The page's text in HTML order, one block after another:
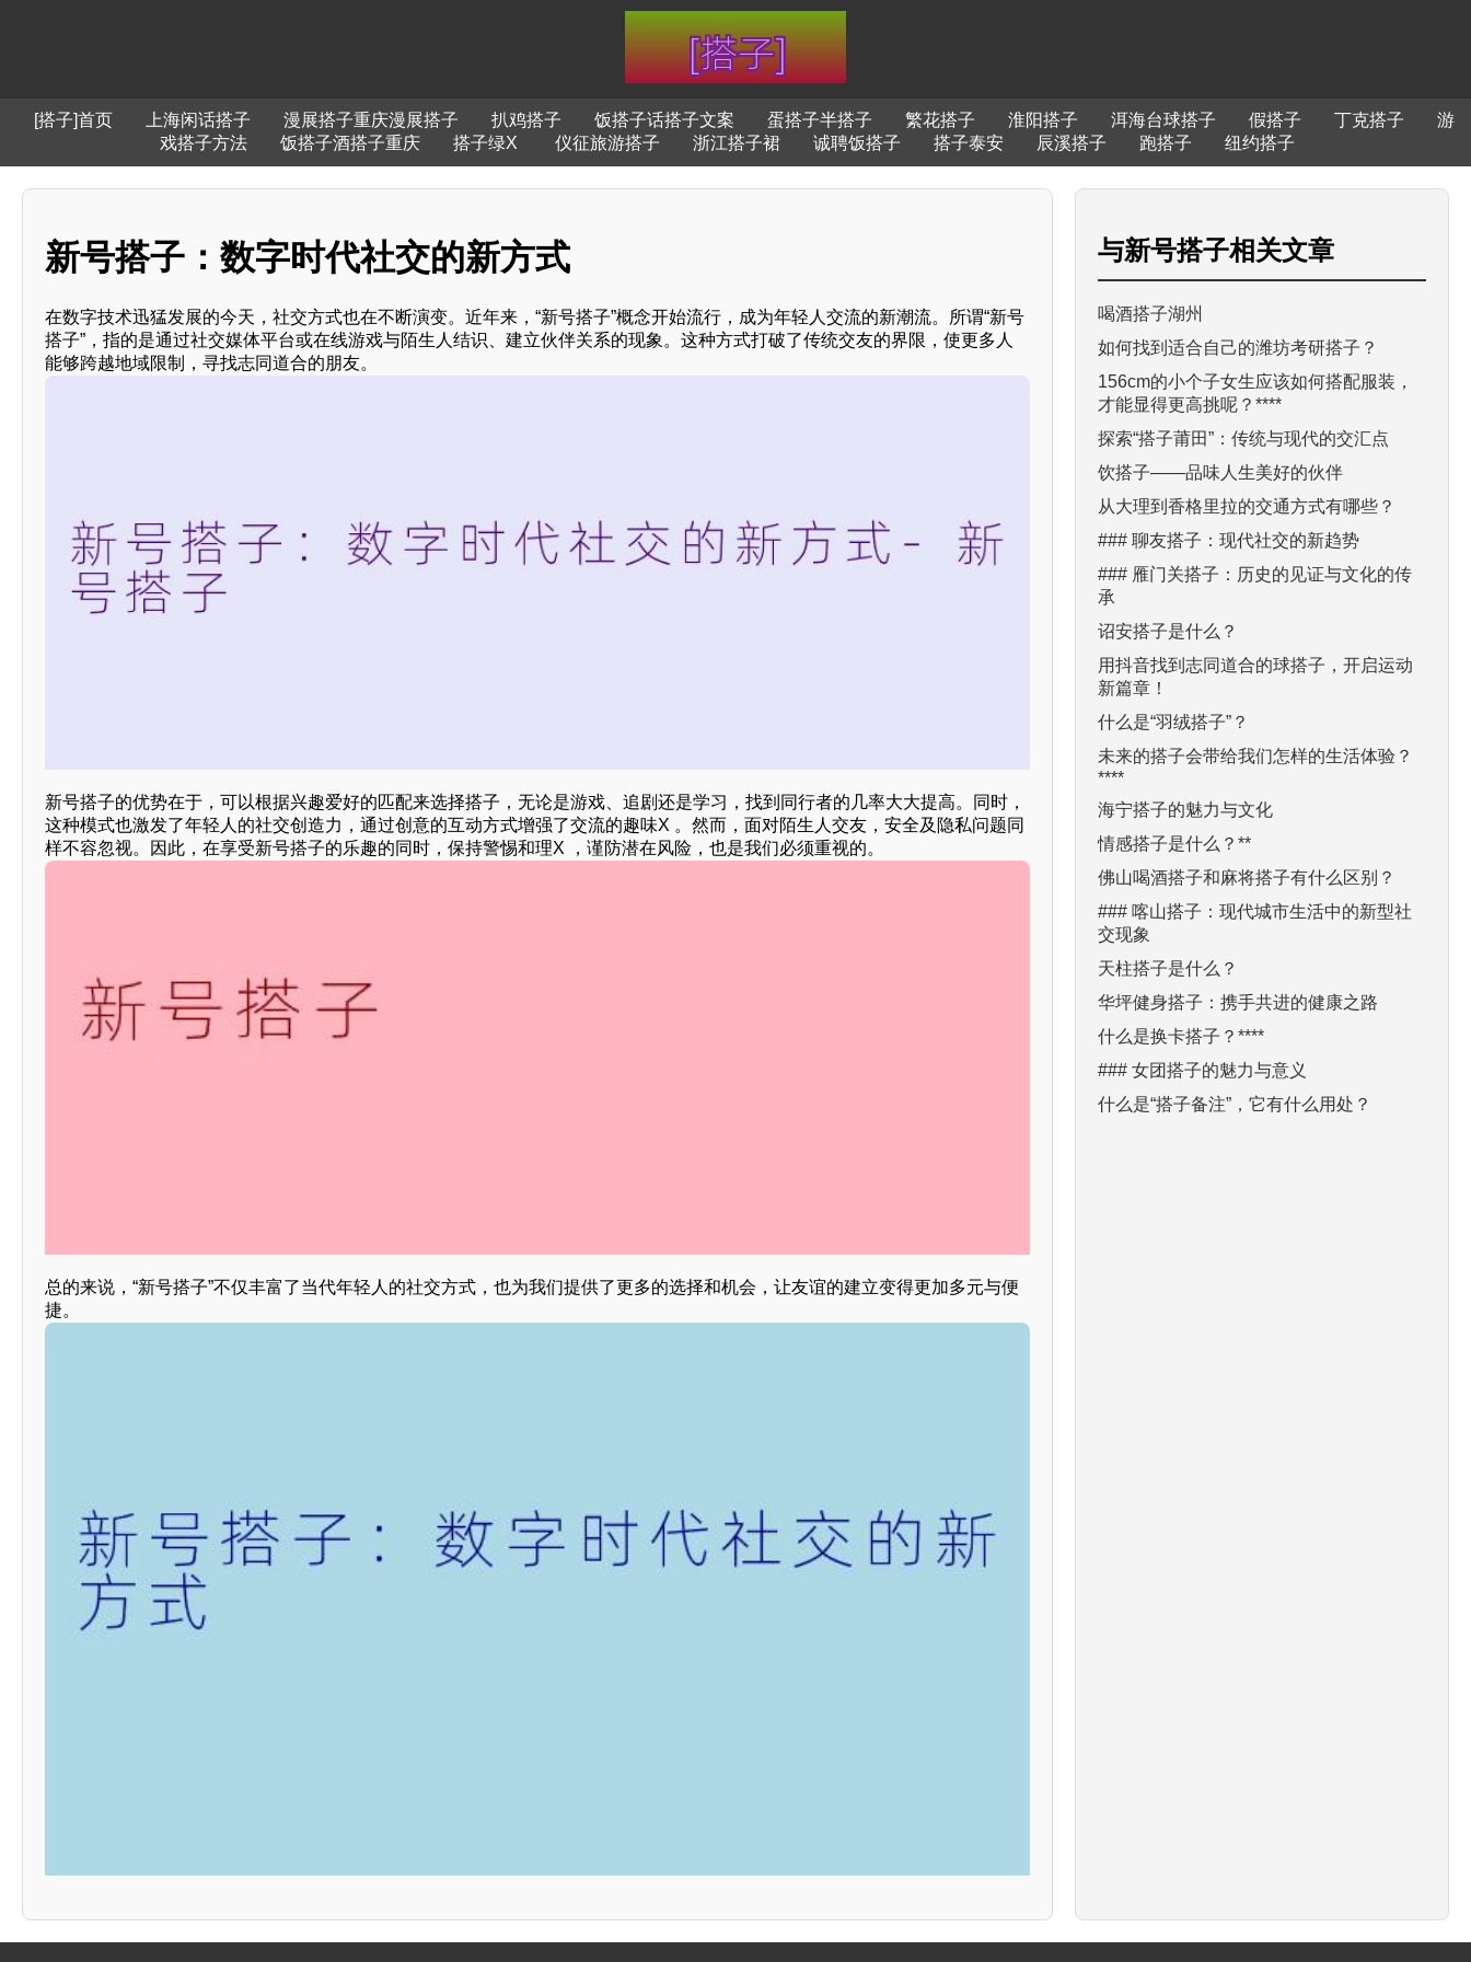
[搭子]首页 上海闲话搭子 漫展搭子重庆漫展搭子 扒鸡搭子 饭搭子话搭子文案 蛋搭子半搭子 繁花搭子 淮阳搭子 洱海台球搭子 假搭子 丁克搭子
游
戏搭子方法
饭搭子酒搭子重庆 搭子绿X 仪征旅游搭子 浙江搭子裙 诚聘饭搭子 搭子泰安 辰溪搭子 跑搭子 纽约搭子
新号搭子：数字时代社交的新方式
在数字技术迅猛发展的今天，社交方式也在不断演变。近年来，“新号搭子”概念开始流行，成为年轻人交流的新潮流。所谓“新号
搭子”，指的是通过社交媒体平台或在线游戏与陌生人结识、建立伙伴关系的现象。这种方式打破了传统交友的界限，使更多人
能够跨越地域限制，寻找志同道合的朋友。
新号搭子的优势在于，可以根据兴趣爱好的匹配来选择搭子，无论是游戏、追剧还是学习，找到同行者的几率大大提高。同时，
这种模式也激发了年轻人的社交创造力，通过创意的互动方式增强了交流的趣味X 。然而，面对陌生人交友，安全及隐私问题同
样不容忽视。因此，在享受新号搭子的乐趣的同时，保持警惕和理X ，谨防潜在风险，也是我们必须重视的。
总的来说，“新号搭子”不仅丰富了当代年轻人的社交方式，也为我们提供了更多的选择和机会，让友谊的建立变得更加多元与便
捷。
与新号搭子相关文章
喝酒搭子湖州
如何找到适合自己的潍坊考研搭子？
156cm的小个子女生应该如何搭配服装，
才能显得更高挑呢？****
探索“搭子莆田”：传统与现代的交汇点
饮搭子——品味人生美好的伙伴
从大理到香格里拉的交通方式有哪些？
### 聊友搭子：现代社交的新趋势
### 雁门关搭子：历史的见证与文化的传
承
诏安搭子是什么？
用抖音找到志同道合的球搭子，开启运动
新篇章！
什么是“羽绒搭子”？
未来的搭子会带给我们怎样的生活体验？
****
海宁搭子的魅力与文化
情感搭子是什么？**
佛山喝酒搭子和麻将搭子有什么区别？
### 喀山搭子：现代城市生活中的新型社
交现象
天柱搭子是什么？
华坪健身搭子：携手共进的健康之路
什么是换卡搭子？****
### 女团搭子的魅力与意义
什么是“搭子备注”，它有什么用处？